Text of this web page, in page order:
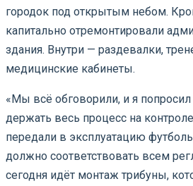
городок под открытым небом.
капитально отремонтировали
здания. Внутри — раздевалки,
медицинские кабинеты.
«Мы всё обговорили, и я попросил
держать весь процесс на
передали в эксплуатацию
должно соответствовать всем
сегодня идёт монтаж трибуны,